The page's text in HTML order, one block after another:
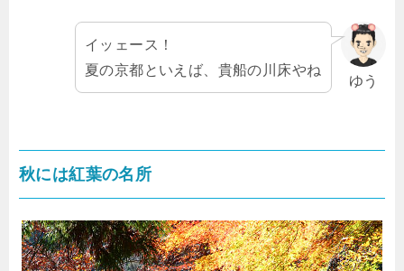
ゆう
イッェース！
夏の京都といえば、貴船の川床やね
秋には紅葉の名所